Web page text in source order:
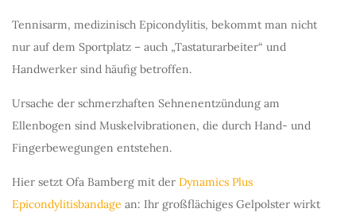
Tennisarm, medizinisch Epicondylitis, bekommt man nicht
nur auf dem Sportplatz – auch „Tastaturarbeiter“ und
Handwerker sind häufig betroffen.
Ursache der schmerzhaften Sehnenentzündung am
Ellenbogen sind Muskelvibrationen, die durch Hand- und
Fingerbewegungen entstehen.
Hier setzt Ofa Bamberg mit der Dynamics Plus
Epicondylitisbandage an: Ihr großflächiges Gelpolster wirkt